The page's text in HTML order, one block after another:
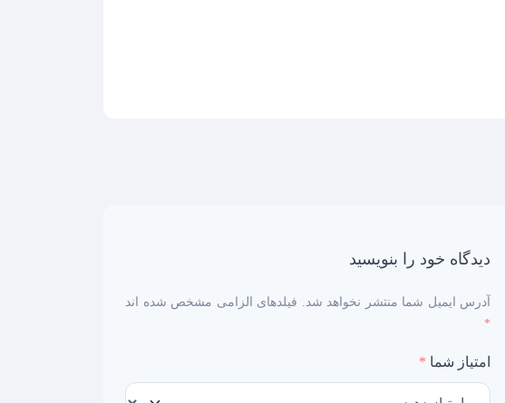
دیدگاه خود را بنویسید
آدرس ایمیل شما منتشر نخواهد شد. فیلدهای الزامی مشخص شده اند
*
امتیاز شما *